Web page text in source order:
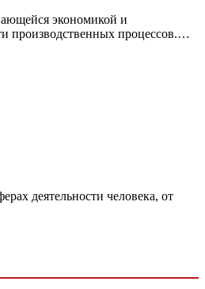
экономикой и
производственных процессов.…
деятельности человека, от